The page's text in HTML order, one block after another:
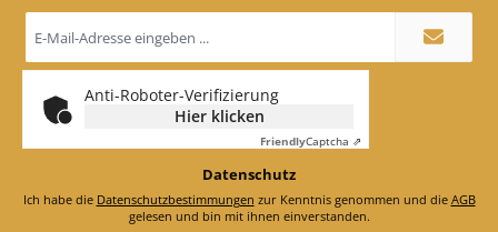
Mail-
Adresse
*
Anti-Roboter-Verifizierung
Hier klicken
FriendlyCaptcha ⇗
Datenschutz
Ich habe die Datenschutzbestimmungen zur Kenntnis genommen und die AGB
gelesen und bin mit ihnen einverstanden.